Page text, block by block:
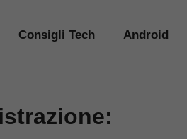
Consigli Tech Android